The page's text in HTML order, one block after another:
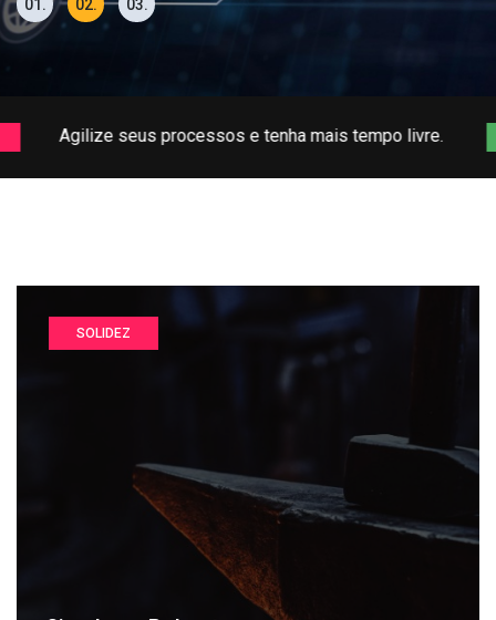
01 . 02. 03.
e tenha mais tempo livre. FACILIDADE
SOLIDEZ